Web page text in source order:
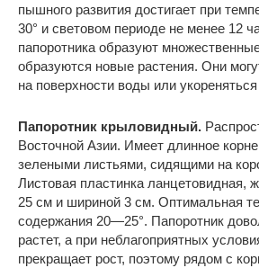
пышного развития достигает при
30° и световом периоде не менее 12
папоротника образуют
образуются новые растения. Они
на поверхности воды или укореняться
Папоротник крыловидный.
Восточной Азии. Имеет длинное
зелеными листьями, сидящими на
Листовая пластинка ланцетовидная,
25 см и шириной 3 см. Оптимальная
содержания 20—25°. Папоротник
растет, а при неблагоприятных
прекращает рост, поэтому рядом с